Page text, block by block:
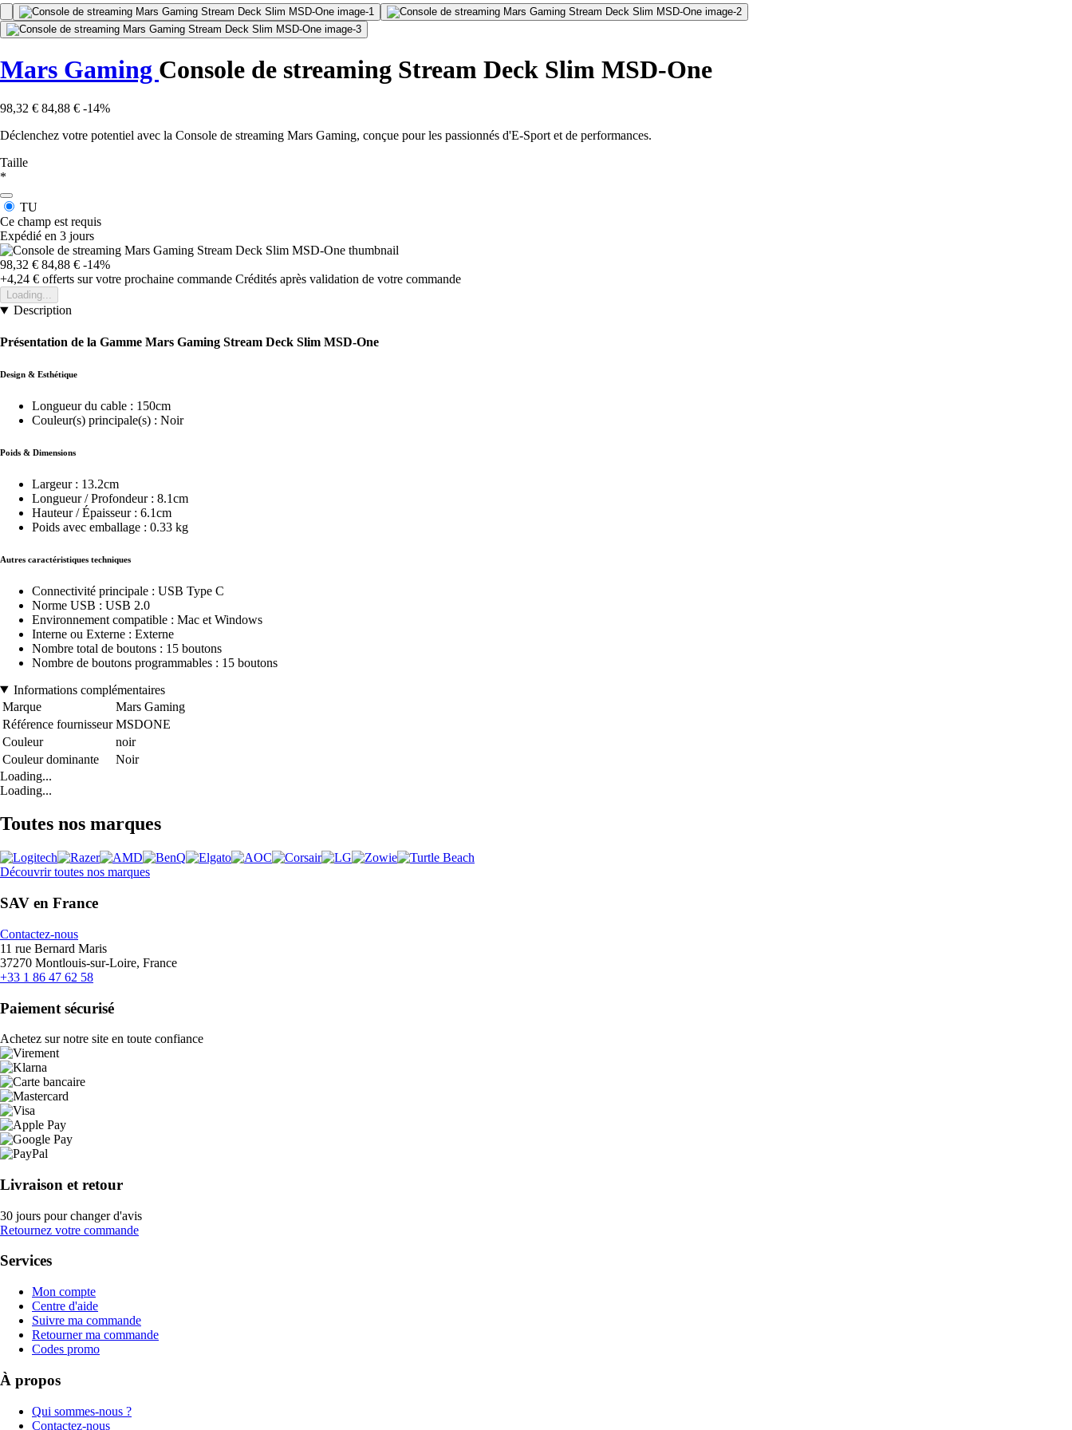
Mars Gaming Console de streaming Stream Deck Slim MSD-One
98,32 € 84,88 € -14%
Déclenchez votre potentiel avec la Console de streaming Mars Gaming, conçue pour les passionnés d'E-Sport et de performances.
Taille
*
TU
Ce champ est requis
Expédié en 3 jours
98,32 € 84,88 € -14%
+4,24 € offerts sur votre prochaine commande Crédités après validation de votre commande
Loading...
Description
Présentation de la Gamme Mars Gaming Stream Deck Slim MSD-One
Design & Esthétique
Longueur du cable : 150cm
Couleur(s) principale(s) : Noir
Poids & Dimensions
Largeur : 13.2cm
Longueur / Profondeur : 8.1cm
Hauteur / Épaisseur : 6.1cm
Poids avec emballage : 0.33 kg
Autres caractéristiques techniques
Connectivité principale : USB Type C
Norme USB : USB 2.0
Environnement compatible : Mac et Windows
Interne ou Externe : Externe
Nombre total de boutons : 15 boutons
Nombre de boutons programmables : 15 boutons
Informations complémentaires
Marque
Mars Gaming
Référence fournisseur MSDONE
Couleur
noir
Couleur dominante
Noir
Loading...
Loading...
Toutes nos marques
Découvrir toutes nos marques
SAV en France
Contactez-nous
11 rue Bernard Maris
37270 Montlouis-sur-Loire, France
+33 1 86 47 62 58
Paiement sécurisé
Achetez sur notre site en toute confiance
Livraison et retour
30 jours pour changer d'avis
Retournez votre commande
Services
Mon compte
Centre d'aide
Suivre ma commande
Retourner ma commande
Codes promo
À propos
Qui sommes-nous ?
Contactez-nous